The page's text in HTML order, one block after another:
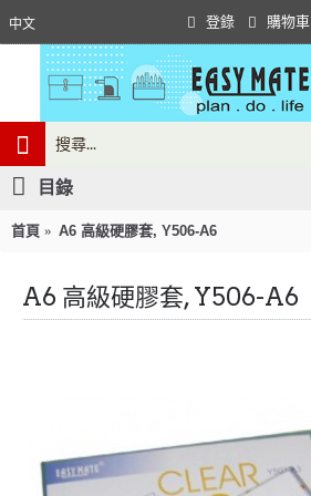
中文 登錄 購物車
目錄
首頁 A6 高級硬膠套, Y506-A6
A6 高級硬膠套, Y506-A6